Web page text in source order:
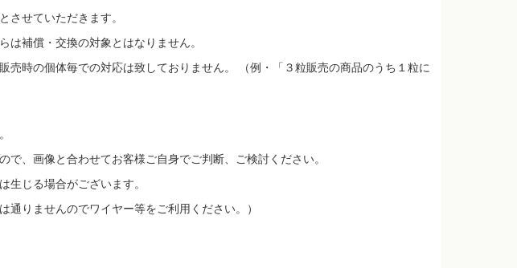
させていただきます。
補償・交換の対象とはなりません。
時の個体毎での対応は致しておりません。 （例・「３粒販売の商品のうち１粒に
、画像と合わせてお客様ご自身でご判断、ご検討ください。
生じる場合がございます。
りませんのでワイヤー等をご利用ください。）